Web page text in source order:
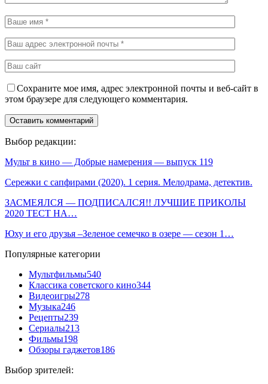
Сохраните мое имя, адрес электронной почты и веб-сайт в
этом браузере для следующего комментария.
Выбор редакции:
Мульт в кино — Добрые намерения — выпуск 119
Сережки с сапфирами (2020). 1 серия. Мелодрама, детектив.
ЗАСМЕЯЛСЯ — ПОДПИСАЛСЯ!! ЛУЧШИЕ ПРИКОЛЫ
2020 ТЕСТ НА…
Юху и его друзья –Зеленое семечко в озере — сезон 1…
Популярные категории
Мультфильмы540
Классика советского кино344
Видеоигры278
Музыка246
Рецепты239
Сериалы213
Фильмы198
Обзоры гаджетов186
Выбор зрителей: